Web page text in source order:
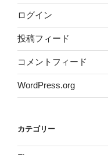
ログイン
投稿フィード
コメントフィード
WordPress.org
カテゴリー